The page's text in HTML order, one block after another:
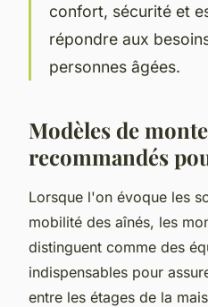
confort, sécurité et
répondre aux
personnes âgées.
Modèles de
recommandés
Lorsque l'on évoque les
mobilité des aînés, les
distinguent comme des
indispensables pour
entre les étages de la